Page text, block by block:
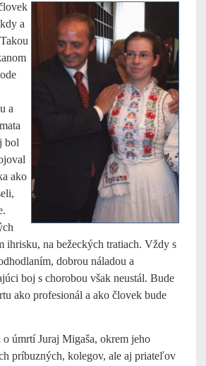
a
a
bol
ako
ihrisku, na bežeckých tratiach. Vždy s
dobrou náladou a
boj s chorobou však neustál. Bude
ako profesionál a ako človek bude
úmrtí Juraj Migaša, okrem jeho
príbuzných, kolegov, ale aj priateľov